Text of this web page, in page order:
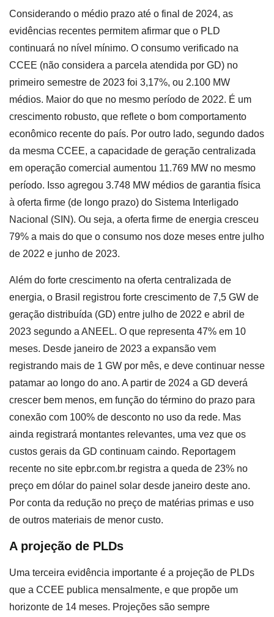
Considerando o médio prazo até o final de 2024, as
evidências recentes permitem afirmar que o PLD
continuará no nível mínimo. O consumo verificado na
CCEE (não considera a parcela atendida por GD) no
primeiro semestre de 2023 foi 3,17%, ou 2.100 MW
médios. Maior do que no mesmo período de 2022. É um
crescimento robusto, que reflete o bom comportamento
econômico recente do país. Por outro lado, segundo dados
da mesma CCEE, a capacidade de geração centralizada
em operação comercial aumentou 11.769 MW no mesmo
período. Isso agregou 3.748 MW médios de garantia física
à oferta firme (de longo prazo) do Sistema Interligado
Nacional (SIN). Ou seja, a oferta firme de energia cresceu
79% a mais do que o consumo nos doze meses entre julho
de 2022 e junho de 2023.
Além do forte crescimento na oferta centralizada de
energia, o Brasil registrou forte crescimento de 7,5 GW de
geração distribuída (GD) entre julho de 2022 e abril de
2023 segundo a ANEEL. O que representa 47% em 10
meses. Desde janeiro de 2023 a expansão vem
registrando mais de 1 GW por mês, e deve continuar nesse
patamar ao longo do ano. A partir de 2024 a GD deverá
crescer bem menos, em função do término do prazo para
conexão com 100% de desconto no uso da rede. Mas
ainda registrará montantes relevantes, uma vez que os
custos gerais da GD continuam caindo. Reportagem
recente no site epbr.com.br registra a queda de 23% no
preço em dólar do painel solar desde janeiro deste ano.
Por conta da redução no preço de matérias primas e uso
de outros materiais de menor custo.
A projeção de PLDs
Uma terceira evidência importante é a projeção de PLDs
que a CCEE publica mensalmente, e que propõe um
horizonte de 14 meses. Projeções são sempre